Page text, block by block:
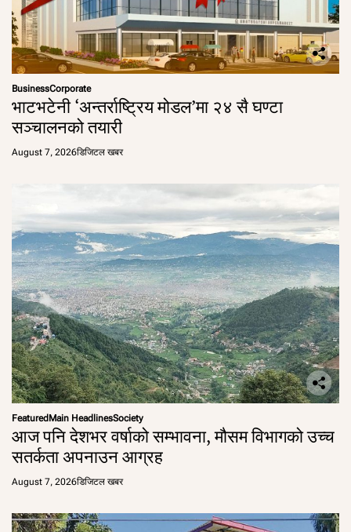
BusinessCorporate
भाटभटेनी ‘अन्तर्राष्ट्रिय मोडल’मा २४ सै घण्टा
सञ्चालनको तयारी
August 7, 2026डिजिटल खबर
Featured Main HeadlinesSociety
आज पनि देशभर वर्षाको सम्भावना, मौसम विभागको उच्च
सतर्कता अपनाउन आग्रह
August 7, 2026डिजिटल खबर